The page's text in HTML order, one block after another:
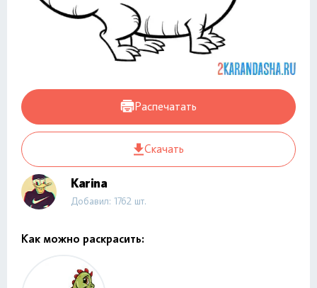
Распечатать
Скачать
Karina
Добавил: 1762 шт.
Как можно раскрасить: